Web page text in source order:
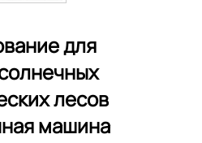
для
лесов
машина